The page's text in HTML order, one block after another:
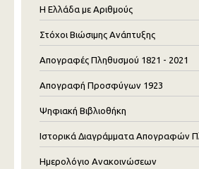
Η Ελλάδα με Αριθμούς
Στόχοι Βιώσιμης Ανάπτυξης
Απογραφές Πληθυσμού 1821 - 2021
Απογραφή Προσφύγων 1923
Ψηφιακή Βιβλιοθήκη
Ιστορικά Διαγράμματα Απογραφών
Ημερολόγιο Ανακοινώσεων